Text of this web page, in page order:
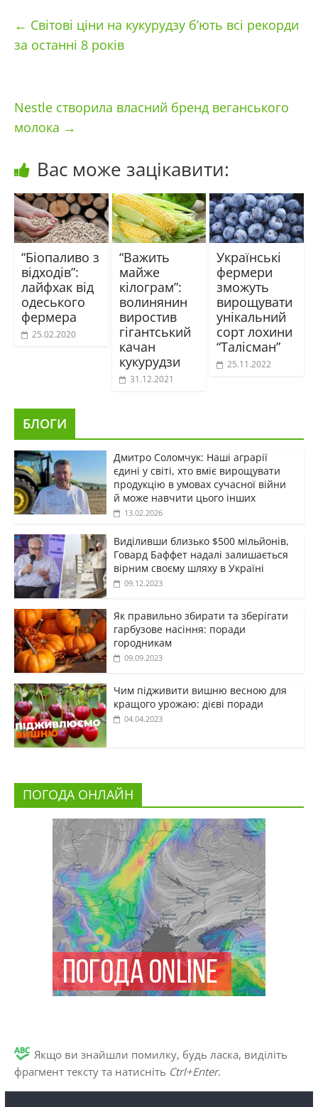
← Світові ціни на кукурудзу б’ють всі рекорди
за останні 8 років
Nestle створила власний бренд веганського
молока →
Вас може зацікавити:
“Біопаливо з
відходів”:
лайфхак від
одеського
фермера
25.02.2020
“Важить
майже
кілограм”:
волинянин
виростив
гігантський
качан
кукурудзи
31.12.2021
Українські
фермери
зможуть
вирощувати
унікальний
сорт лохини
“Талісман”
25.11.2022
БЛОГИ
Дмитро Соломчук: Наші аграрії
єдині у світі, хто вміє вирощувати
продукцію в умовах сучасної війни
й може навчити цього інших
13.02.2026
Виділивши близько $500 мільйонів,
Говард Баффет надалі залишається
вірним своєму шляху в Україні
09.12.2023
Як правильно збирати та зберігати
гарбузове насіння: поради
городникам
09.09.2023
Чим підживити вишню весною для
кращого урожаю: дієві поради
04.04.2023
ПОГОДА ОНЛАЙН
Якщо ви знайшли помилку, будь ласка, виділіть
фрагмент тексту та натисніть Ctrl+Enter.